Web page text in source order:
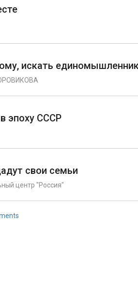
искать
эпоху СССР
свои семьи
центр "Россия"